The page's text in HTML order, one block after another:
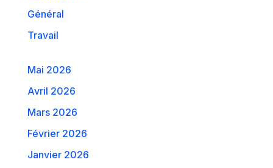
Général
Travail
Mai 2026
Avril 2026
Mars 2026
Février 2026
Janvier 2026